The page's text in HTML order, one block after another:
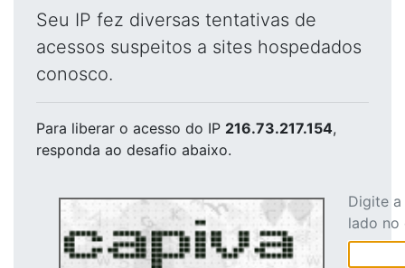
Seu IP fez diversas tentativas de
acessos suspeitos a sites hospedados
conosco.
Para liberar o acesso do IP 216.73.217.154,
responda ao desafio abaixo.
Digite
lado no